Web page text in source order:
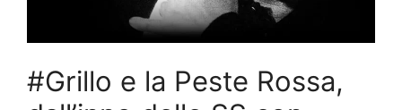
#Grillo e la Peste Rossa,